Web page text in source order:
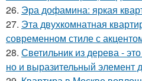
26. Эра дофамина: яркая
27. Эта двухкомнатная
современном стиле с
28. Светильник из дерева -
но и выразительный элемент